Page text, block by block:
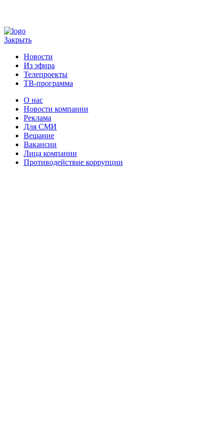
Закрыть
Новости
Из эфира
Телепроекты
ТВ-программа
О нас
Новости компании
Реклама
Для СМИ
Вещание
Вакансии
Лица компании
Противодействие коррупции